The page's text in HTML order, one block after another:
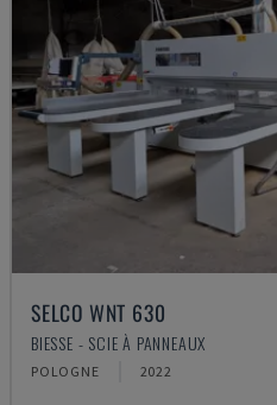
SELCO WNT 630
BIESSE - SCIE À PANNEAUX
POLOGNE 2022